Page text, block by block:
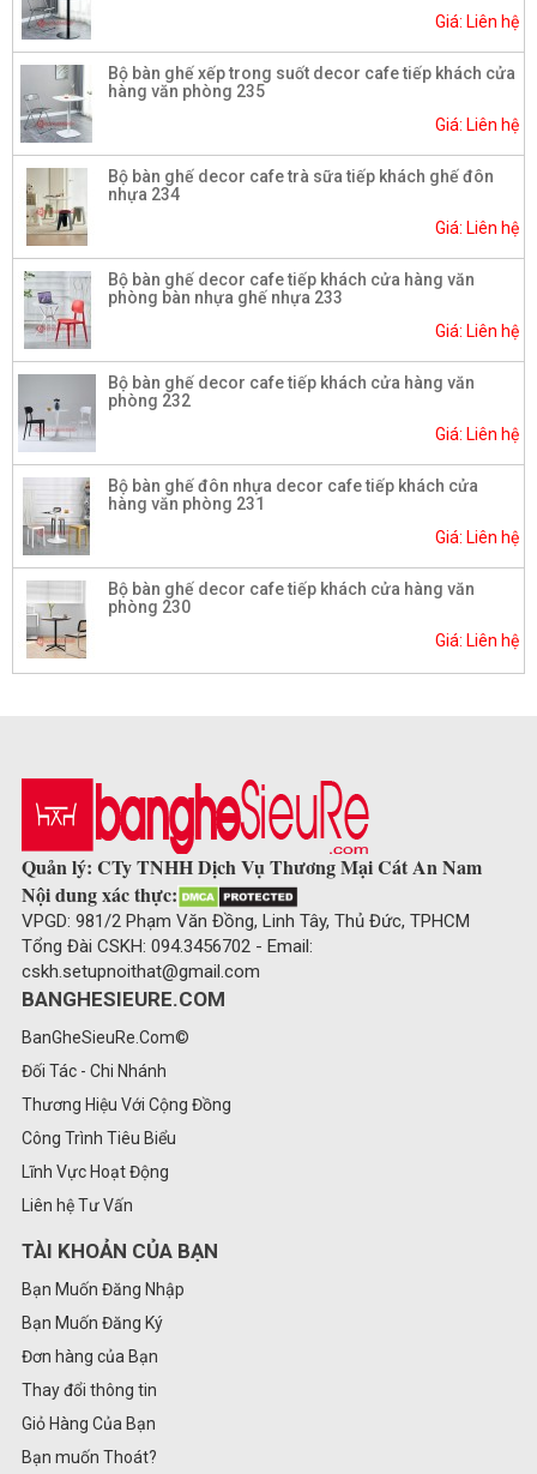
Giá: Liên hệ
Bộ bàn ghế xếp trong suốt decor cafe tiếp khách cửa
hàng văn phòng 235
Giá: Liên hệ
Bộ bàn ghế decor cafe trà sữa tiếp khách ghế đôn
nhựa 234
Giá: Liên hệ
Bộ bàn ghế decor cafe tiếp khách cửa hàng văn
phòng bàn nhựa ghế nhựa 233
Giá: Liên hệ
Bộ bàn ghế decor cafe tiếp khách cửa hàng văn
phòng 232
Giá: Liên hệ
Bộ bàn ghế đôn nhựa decor cafe tiếp khách cửa
hàng văn phòng 231
Giá: Liên hệ
Bộ bàn ghế decor cafe tiếp khách cửa hàng văn
phòng 230
Giá: Liên hệ
Quản lý: CTy TNHH Dịch Vụ Thương Mại Cát An Nam
Nội dung xác thực:
VPGD: 981/2 Phạm Văn Đồng, Linh Tây, Thủ Đức, TPHCM
Tổng Đài CSKH: 094.3456702 - Email:
cskh.setupnoithat@gmail.com
BANGHESIEURE.COM
BanGheSieuRe.Com©
Đối Tác - Chi Nhánh
Thương Hiệu Với Cộng Đồng
Công Trình Tiêu Biểu
Lĩnh Vực Hoạt Động
Liên hệ Tư Vấn
TÀI KHOẢN CỦA BẠN
Bạn Muốn Đăng Nhập
Bạn Muốn Đăng Ký
Đơn hàng của Bạn
Thay đổi thông tin
Giỏ Hàng Của Bạn
Bạn muốn Thoát?